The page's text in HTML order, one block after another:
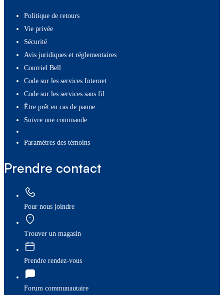
Politique de retours
Vie privée
Sécurité
Avis juridiques et réglementaires
Courriel Bell
Code sur les services Internet
Code sur les services sans fil
Être prêt en cas de panne
Suivre une commande
paramètres des témoins
Prendre contact
Pour nous joindre
Trouver un magasin
Prendre rendez-vous
Forum communautaire